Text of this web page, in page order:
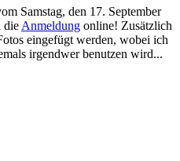
Samstag, den 17. September
die Anmeldung online! Zusätzlich
eingefügt werden, wobei ich
irgendwer benutzen wird...